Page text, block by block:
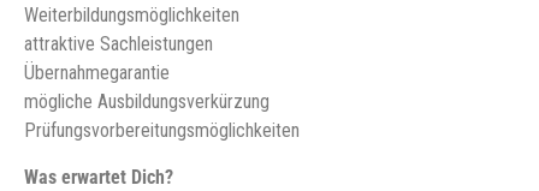
Weiterbildungsmöglichkeiten
attraktive Sachleistungen
Übernahmegarantie
mögliche Ausbildungsverkürzung
Prüfungsvorbereitungsmöglichkeiten
Was erwartet Dich?